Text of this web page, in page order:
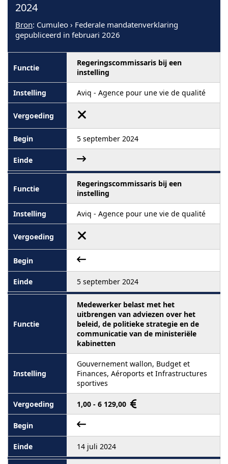
2024
Bron: Cumuleo › Federale mandatenverklaring
gepubliceerd in februari 2026
Regeringscommissaris bij een
instelling
Aviq - Agence pour une vie de qualité
5 september 2024
Regeringscommissaris bij een
instelling
Aviq - Agence pour une vie de qualité
5 september 2024
Medewerker belast met het
uitbrengen van adviezen over het
beleid, de politieke strategie en de
communicatie van de ministeriële
kabinetten
Gouvernement wallon, Budget et
Finances, Aéroports et Infrastructures
sportives
1,00 - 6 129,00
14 juli 2024